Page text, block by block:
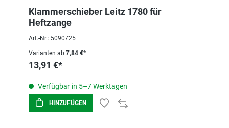
Klammerschieber Leitz 1780 für
Heftzange
Art.-Nr.: 5090725
Varianten ab 7,84 €*
13,91 €*
Verfügbar in 5–7 Werktagen
HINZUFÜGEN